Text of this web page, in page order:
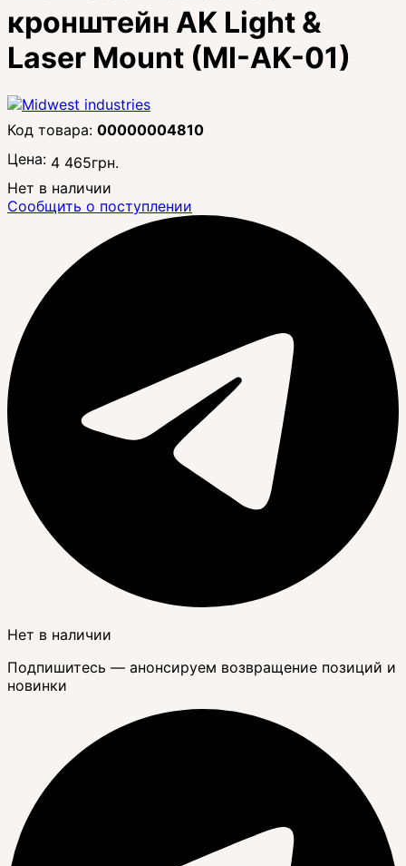
кронштейн AK Light &
Laser Mount (MI-AK-01)
00000004810
Цена: 4 465грн.
Нет в наличии
Сообщить о поступлении
Нет в наличии
Подпишитесь — анонсируем возвращение позиций и
новинки